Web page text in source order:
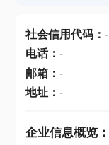
社会信用代码： -
电话： -
邮箱： -
地址： -
企业信息概览：